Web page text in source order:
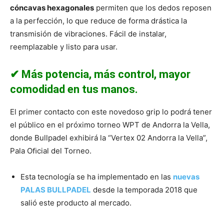
cóncavas hexagonales permiten que los dedos reposen
a la perfección, lo que reduce de forma drástica la
transmisión de vibraciones. Fácil de instalar,
reemplazable y listo para usar.
✔ Más potencia, más control, mayor
comodidad en tus manos.
El primer contacto con este novedoso grip lo podrá tener
el público en el próximo torneo WPT de Andorra la Vella,
donde Bullpadel exhibirá la “Vertex 02 Andorra la Vella”,
Pala Oﬁcial del Torneo.
Esta tecnología se ha implementado en las nuevas
PALAS BULLPADEL desde la temporada 2018 que
salió este producto al mercado.